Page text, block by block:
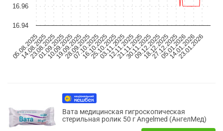
05.08.2025 03.11.2025
14.08.2025
23.08.2025
01.09.2025
10.09.2025
19.09.2025
28.09.2025
07.10.2025
16.10.2025
25.10.202512.11.2025
21.11.2025
30.11.2025
09.12.2025
18.12.2025
27.12.2025
05.01.2026
14.01.2026
23.01.2026
16.94
16.96
Вата медицинская гигроскопическая
стерильная ролик 50 г Angelmed (АнгелМед)